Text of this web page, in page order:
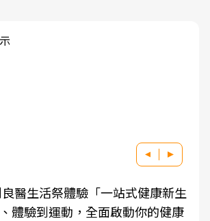
醫生活祭體驗「一站式健康新生
體驗到運動，全面啟動你的健康